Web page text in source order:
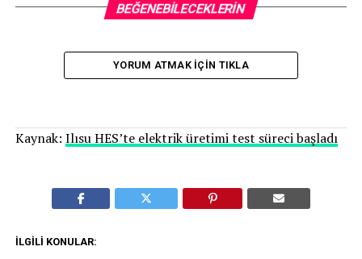
BEĞENEBILECEKLERIN
YORUM ATMAK IÇIN TIKLA
Kaynak: Ilısu HES’te elektrik üretimi test süreci başladı
İLGILI KONULAR: